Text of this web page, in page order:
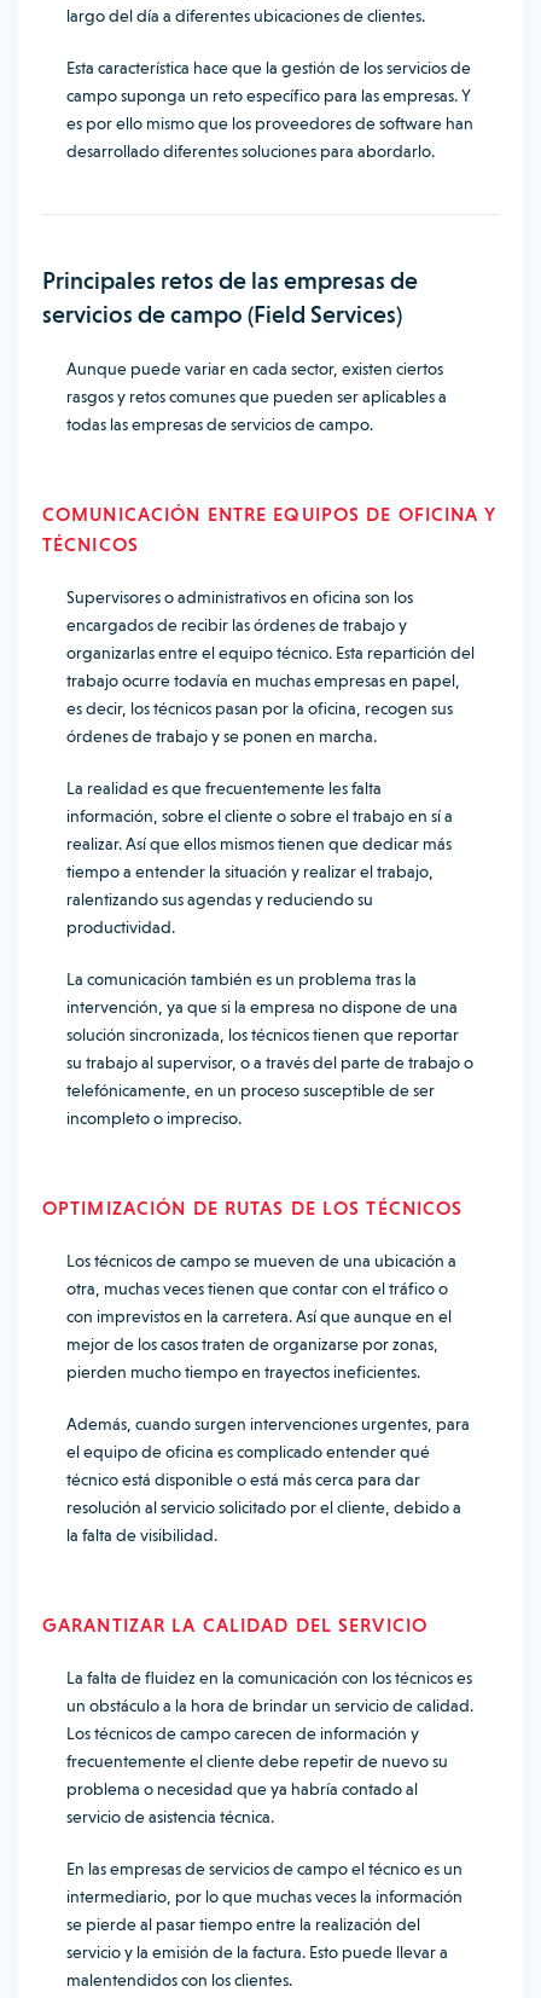
largo del día a diferentes ubicaciones de clientes.
Esta característica hace que la gestión de los servicios de
campo suponga un reto específico para las empresas. Y
es por ello mismo que los proveedores de software han
desarrollado diferentes soluciones para abordarlo.
Principales retos de las empresas de
servicios de campo (Field Services)
Aunque puede variar en cada sector, existen ciertos
rasgos y retos comunes que pueden ser aplicables a
todas las empresas de servicios de campo.
COMUNICACIÓN ENTRE EQUIPOS DE OFICINA Y
TÉCNICOS
Supervisores o administrativos en oficina son los
encargados de recibir las órdenes de trabajo y
organizarlas entre el equipo técnico. Esta repartición del
trabajo ocurre todavía en muchas empresas en papel,
es decir, los técnicos pasan por la oficina, recogen sus
órdenes de trabajo y se ponen en marcha.
La realidad es que frecuentemente les falta
información, sobre el cliente o sobre el trabajo en sí a
realizar. Así que ellos mismos tienen que dedicar más
tiempo a entender la situación y realizar el trabajo,
ralentizando sus agendas y reduciendo su
productividad.
La comunicación también es un problema tras la
intervención, ya que si la empresa no dispone de una
solución sincronizada, los técnicos tienen que reportar
su trabajo al supervisor, o a través del parte de trabajo o
telefónicamente, en un proceso susceptible de ser
incompleto o impreciso.
OPTIMIZACIÓN DE RUTAS DE LOS TÉCNICOS
Los técnicos de campo se mueven de una ubicación a
otra, muchas veces tienen que contar con el tráfico o
con imprevistos en la carretera. Así que aunque en el
mejor de los casos traten de organizarse por zonas,
pierden mucho tiempo en trayectos ineficientes.
Además, cuando surgen intervenciones urgentes, para
el equipo de oficina es complicado entender qué
técnico está disponible o está más cerca para dar
resolución al servicio solicitado por el cliente, debido a
la falta de visibilidad.
GARANTIZAR LA CALIDAD DEL SERVICIO
La falta de fluidez en la comunicación con los técnicos es
un obstáculo a la hora de brindar un servicio de calidad.
Los técnicos de campo carecen de información y
frecuentemente el cliente debe repetir de nuevo su
problema o necesidad que ya habría contado al
servicio de asistencia técnica.
En las empresas de servicios de campo el técnico es un
intermediario, por lo que muchas veces la información
se pierde al pasar tiempo entre la realización del
servicio y la emisión de la factura. Esto puede llevar a
malentendidos con los clientes.